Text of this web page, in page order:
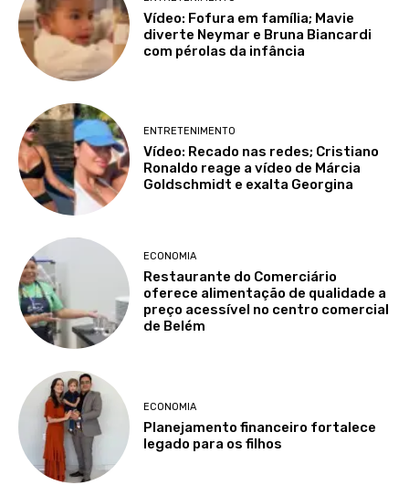
Vídeo: Fofura em família; Mavie
diverte Neymar e Bruna Biancardi
com pérolas da infância
ENTRETENIMENTO
Vídeo: Recado nas redes; Cristiano
Ronaldo reage a vídeo de Márcia
Goldschmidt e exalta Georgina
ECONOMIA
Restaurante do Comerciário
oferece alimentação de qualidade a
preço acessível no centro comercial
de Belém
ECONOMIA
Planejamento financeiro fortalece
legado para os filhos